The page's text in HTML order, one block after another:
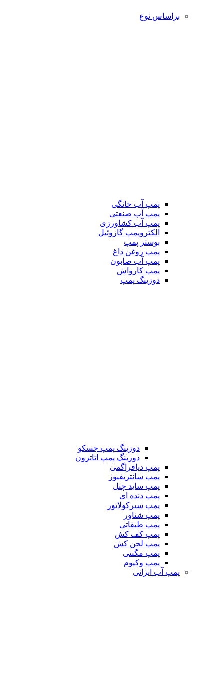
براساس نوع
پمپ آب خانگی
پمپ آب صنعتی
پمپ آب کشاورزی
الکتروپمپ گازوئیل
بوستر پمپ
پمپ روغن داغ
پمپ آب صابون
پمپ کارواش
دوزینگ پمپ
دوزینگ پمپ جسکو
دوزینگ پمپ اتاترون
پمپ دیافراگمی
پمپ سانتریفیوژ
پمپ ساید چنل
پمپ دنده ای
پمپ سیرکولاتور
پمپ شناور
پمپ طبقاتی
پمپ کف کش
پمپ لجن کش
پمپ مگنتی
پمپ وکیوم
پمپ آب ایرانی